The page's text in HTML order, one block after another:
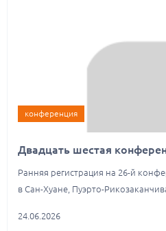
конференция
Двадцать шестая
Ранняя регистрация на 26-й
в Сан-Хуане, Пуэрто-
24.06.2026